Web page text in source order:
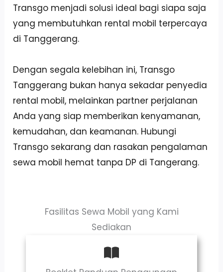
Transgo menjadi solusi ideal bagi siapa saja
yang membutuhkan rental mobil terpercaya
di Tanggerang.
Dengan segala kelebihan ini, Transgo
Tanggerang bukan hanya sekadar penyedia
rental mobil, melainkan partner perjalanan
Anda yang siap memberikan kenyamanan,
kemudahan, dan keamanan. Hubungi
Transgo sekarang dan rasakan pengalaman
sewa mobil hemat tanpa DP di Tangerang.
Fasilitas Sewa Mobil yang Kami
Sediakan